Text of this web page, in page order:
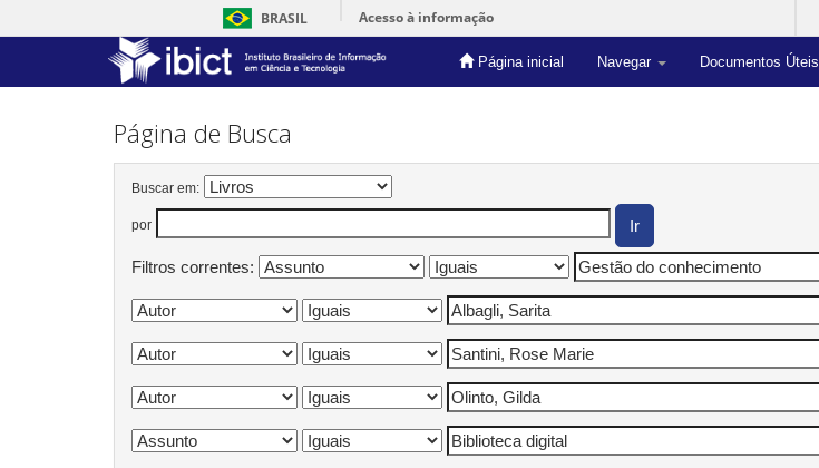
BRASIL Acesso à informação
Página inicial Navegar Documentos Úteis
Skip
Página de Busca
Buscar em:
por
Filtros correntes: